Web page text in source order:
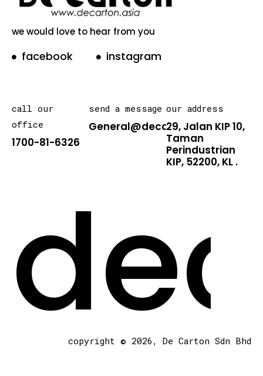
we would love to hear from you
facebook instagram
call our
office
1700-81-6326
send a message
General@decarton.asia
our address
29, Jalan KIP 10,
Taman
Perindustrian
KIP, 52200, KL .
copyright © 2026, De Carton Sdn Bhd